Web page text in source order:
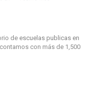
de escuelas publicas en
con más de 1,500